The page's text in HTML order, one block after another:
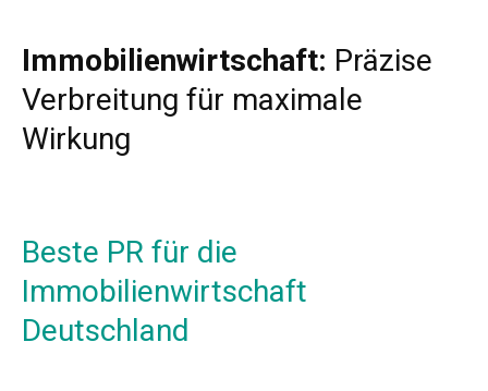
Immobilienwirtschaft: Präzise
Verbreitung für maximale
Wirkung
Beste PR für die
Immobilienwirtschaft
Deutschland